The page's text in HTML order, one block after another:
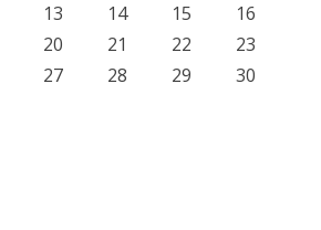
13 14 15
16
20 21 22
23
27 28 29
30